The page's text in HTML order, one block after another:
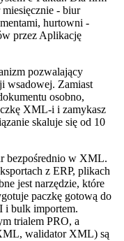
- biur
hurtowni -
przez Aplikację
pozwalający
wsadowej. Zamiast
osobno,
XML-i i zamykasz
skaluje się od 10
bezpośrednio w XML.
z ERP, plikach
jest narzędzie, które
paczkę gotową do
i bulk importem.
trialem PRO, a
walidator XML) są